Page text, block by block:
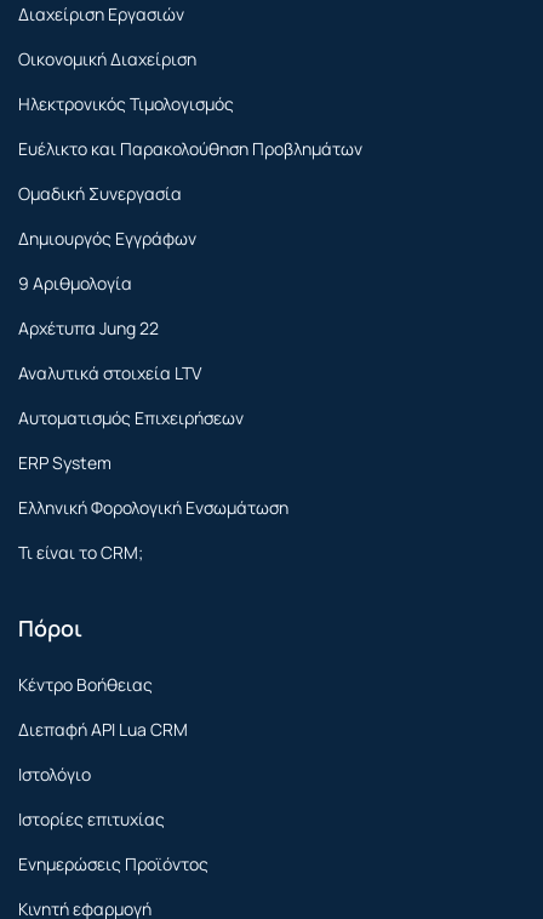
Διαχείριση Εργασιών
Οικονομική Διαχείριση
Ηλεκτρονικός Τιμολογισμός
Ευέλικτο και Παρακολούθηση Προβλημάτων
Ομαδική Συνεργασία
Δημιουργός Εγγράφων
9 Αριθμολογία
Αρχέτυπα Jung 22
Αναλυτικά στοιχεία LTV
Αυτοματισμός Επιχειρήσεων
ERP System
Ελληνική Φορολογική Ενσωμάτωση
Τι είναι το CRM;
Πόροι
Κέντρο Βοήθειας
Διεπαφή API Lua CRM
Ιστολόγιο
Ιστορίες επιτυχίας
Ενημερώσεις Προϊόντος
Κινητή εφαρμογή